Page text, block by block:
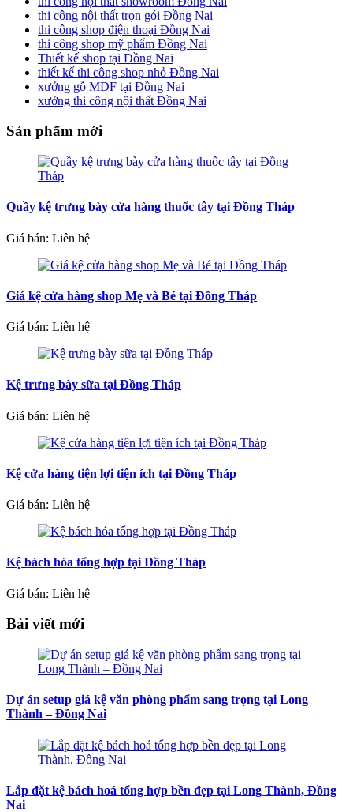
thi công nội thất trọn gói Đồng Nai
thi công shop điện thoại Đồng Nai
thi công shop mỹ phẩm Đồng Nai
Thiết kế shop tại Đồng Nai
thiết kế thi công shop nhỏ Đồng Nai
xưởng gỗ MDF tại Đồng Nai
xưởng thi công nội thất Đồng Nai
Sản phẩm mới
Quầy kệ trưng bày cửa hàng thuốc tây tại Đồng Tháp
Giá bán: Liên hệ
Giá kệ cửa hàng shop Mẹ và Bé tại Đồng Tháp
Giá bán: Liên hệ
Kệ trưng bày sữa tại Đồng Tháp
Giá bán: Liên hệ
Kệ cửa hàng tiện lợi tiện ích tại Đồng Tháp
Giá bán: Liên hệ
Kệ bách hóa tổng hợp tại Đồng Tháp
Giá bán: Liên hệ
Bài viết mới
Dự án setup giá kệ văn phòng phẩm sang trọng tại Long
Thành – Đồng Nai
Lắp đặt kệ bách hoá tổng hợp bền đẹp tại Long Thành, Đồng
Nai